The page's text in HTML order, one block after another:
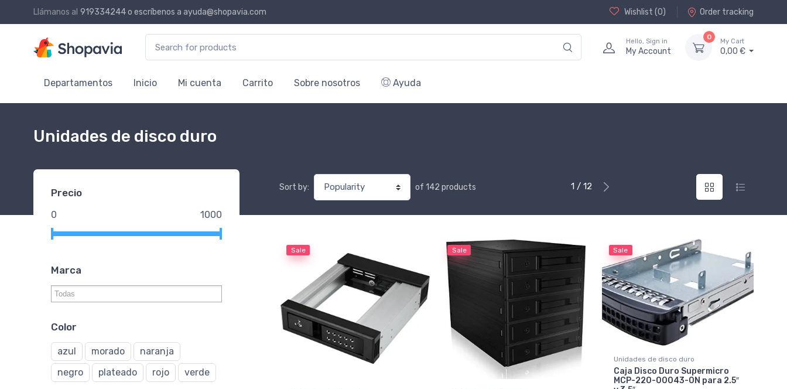
Llámanos al 919334244o escríbenos a ayuda@shopavia.com Wishlist (0) Order tracking
Hello, Sign in
My Account
0
My Cart
0,00 €
Departamentos Inicio Mi cuenta Carrito Sobre nosotros Ayuda
Unidades de disco duro
Sort by: of 142 products 1 / 12
Sale Sale Sale
Unidades de disco duro
Caja Disco Duro Supermicro
MCP-220-00043-0N para 2.5″
Precio
0 1000
Marca
Color
azul morado
naranja
negro
plateado rojo verde